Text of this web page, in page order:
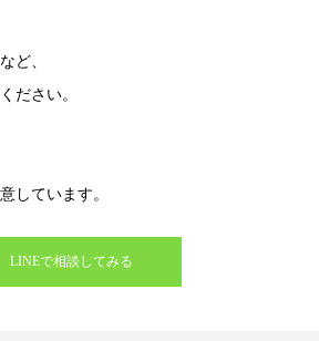
ど、
ださい。
しています。
LINEで相談してみる